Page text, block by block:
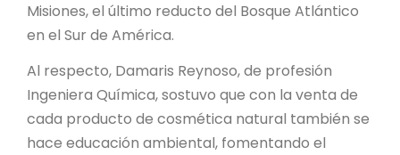
Misiones, el último reducto del Bosque Atlántico
en el Sur de América.
Al respecto, Damaris Reynoso, de profesión
Ingeniera Química, sostuvo que con la venta de
cada producto de cosmética natural también se
hace educación ambiental, fomentando el